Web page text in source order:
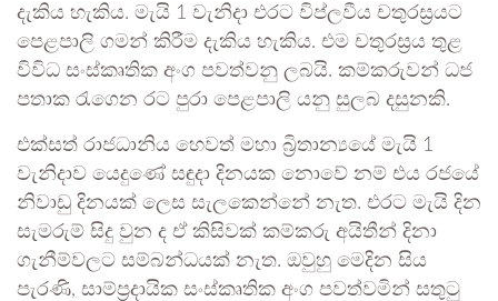
දැකිය හැකිය. මැයි 1 වැනිදා එරට විප්ලවීය චතුරස්‍රයට
පෙළපාලි ගමන් කිරීම දැකිය හැකිය. එම චතුරස්‍රය තුළ
විවිධ සංස්කෘතික අංග පවත්වනු ලබයි. කම්කරුවන් ධජ
පතාක රැගෙන රට පුරා පෙළපාලි යනු සුලබ දසුනකි.
එක්සත් රාජධානිය හෙවත් මහා බ්‍රිතාන්‍යයේ මැයි 1
වැනිදාව යෙදුණේ සඳුදා දිනයක නොවේ නම් එය රජයේ
නිවාඩු දිනයක් ලෙස සැලකෙන්නේ නැත. එරට මැයි දින
සැමරුම් සිදු වුන ද ඒ කිසිවක් කම්කරු අයිතීන් දිනා
ගැනීම්වලට සම්බන්ධයක් නැත. ඔවුහු මෙදින සිය
පැරණි, සාම්ප්‍රදායික සංස්කෘතික අංග පවත්වමින් සතුටු